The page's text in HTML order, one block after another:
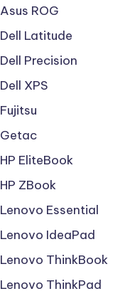
Asus ROG
Dell Latitude
Dell Precision
Dell XPS
Fujitsu
Getac
HP EliteBook
HP ZBook
Lenovo Essential
Lenovo IdeaPad
Lenovo ThinkBook
Lenovo ThinkPad